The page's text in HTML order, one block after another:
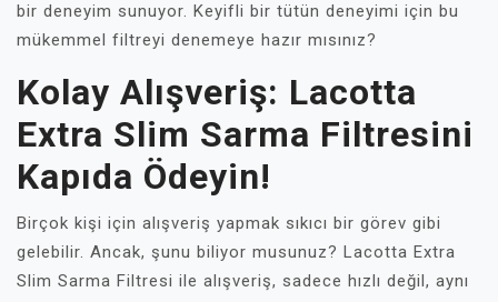
bir deneyim sunuyor. Keyifli bir tütün deneyimi için bu
mükemmel filtreyi denemeye hazır mısınız?
Kolay Alışveriş: Lacotta
Extra Slim Sarma Filtresini
Kapıda Ödeyin!
Birçok kişi için alışveriş yapmak sıkıcı bir görev gibi
gelebilir. Ancak, şunu biliyor musunuz? Lacotta Extra
Slim Sarma Filtresi ile alışveriş, sadece hızlı değil, aynı